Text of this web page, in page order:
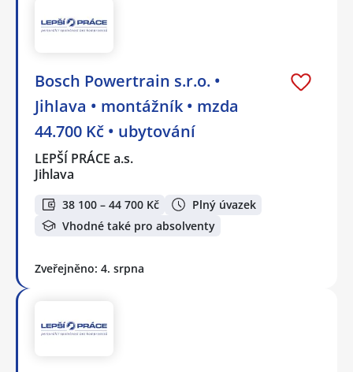
Bosch Powertrain s.r.o. •
Jihlava • montážník • mzda
44.700 Kč • ubytování
LEPŠÍ PRÁCE a.s.
Jihlava
38 100 – 44 700 Kč
Plný úvazek
Vhodné také pro absolventy
Zveřejněno: 4. srpna